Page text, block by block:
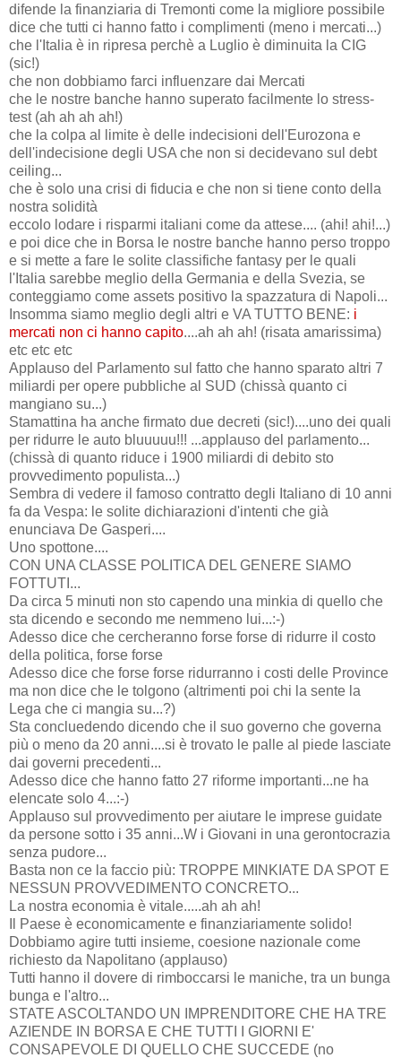
difende la finanziaria di Tremonti come la migliore possibile
dice che tutti ci hanno fatto i complimenti (meno i mercati...)
che l'Italia è in ripresa perchè a Luglio è diminuita la CIG
(sic!)
che non dobbiamo farci influenzare dai Mercati
che le nostre banche hanno superato facilmente lo stress-
test (ah ah ah ah!)
che la colpa al limite è delle indecisioni dell'Eurozona e
dell'indecisione degli USA che non si decidevano sul debt
ceiling...
che è solo una crisi di fiducia e che non si tiene conto della
nostra solidità
eccolo lodare i risparmi italiani come da attese.... (ahi! ahi!...)
e poi dice che in Borsa le nostre banche hanno perso troppo
e si mette a fare le solite classifiche fantasy per le quali
l'Italia sarebbe meglio della Germania e della Svezia, se
conteggiamo come assets positivo la spazzatura di Napoli...
Insomma siamo meglio degli altri e VA TUTTO BENE: i
mercati non ci hanno capito....ah ah ah! (risata amarissima)
etc etc etc
Applauso del Parlamento sul fatto che hanno sparato altri 7
miliardi per opere pubbliche al SUD (chissà quanto ci
mangiano su...)
Stamattina ha anche firmato due decreti (sic!)....uno dei quali
per ridurre le auto bluuuuu!!! ...applauso del parlamento...
(chissà di quanto riduce i 1900 miliardi di debito sto
provvedimento populista...)
Sembra di vedere il famoso contratto degli Italiano di 10 anni
fa da Vespa: le solite dichiarazioni d'intenti che già
enunciava De Gasperi....
Uno spottone....
CON UNA CLASSE POLITICA DEL GENERE SIAMO
FOTTUTI...
Da circa 5 minuti non sto capendo una minkia di quello che
sta dicendo e secondo me nemmeno lui...:-)
Adesso dice che cercheranno forse forse di ridurre il costo
della politica, forse forse
Adesso dice che forse forse ridurranno i costi delle Province
ma non dice che le tolgono (altrimenti poi chi la sente la
Lega che ci mangia su...?)
Sta concluedendo dicendo che il suo governo che governa
più o meno da 20 anni....si è trovato le palle al piede lasciate
dai governi precedenti...
Adesso dice che hanno fatto 27 riforme importanti...ne ha
elencate solo 4...:-)
Applauso sul provvedimento per aiutare le imprese guidate
da persone sotto i 35 anni...W i Giovani in una gerontocrazia
senza pudore...
Basta non ce la faccio più: TROPPE MINKIATE DA SPOT E
NESSUN PROVVEDIMENTO CONCRETO...
La nostra economia è vitale.....ah ah ah!
Il Paese è economicamente e finanziariamente solido!
Dobbiamo agire tutti insieme, coesione nazionale come
richiesto da Napolitano (applauso)
Tutti hanno il dovere di rimboccarsi le maniche, tra un bunga
bunga e l'altro...
STATE ASCOLTANDO UN IMPRENDITORE CHE HA TRE
AZIENDE IN BORSA E CHE TUTTI I GIORNI E'
CONSAPEVOLE DI QUELLO CHE SUCCEDE (no